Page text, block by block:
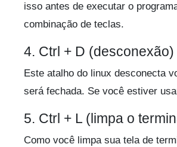
isso antes de executar o
combinação de teclas.
4. Ctrl + D (desconexão)
Este atalho do linux desconecta
será fechada. Se você estiver
5. Ctrl + L (limpa o
Como você limpa sua tela de